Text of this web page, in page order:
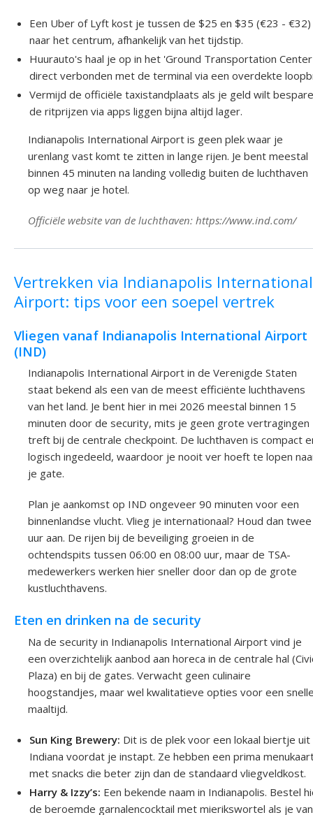
Een Uber of Lyft kost je tussen de $25 en $35 (€23 - €32)
naar het centrum, afhankelijk van het tijdstip.
Huurauto's haal je op in het 'Ground Transportation
direct verbonden met de terminal via een overdekte
Vermijd de officiële taxistandplaats als je geld wilt
de ritprijzen via apps liggen bijna altijd lager.
Indianapolis International Airport is geen plek waar je
urenlang vast komt te zitten in lange rijen. Je bent meestal
binnen 45 minuten na landing volledig buiten de luchthaven
op weg naar je hotel.
Officiële website van de luchthaven: https://www.ind.com/
Vertrekken via Indianapolis International
Airport: tips voor een soepel vertrek
Vliegen vanaf Indianapolis International Airport
(IND)
Indianapolis International Airport in de Verenigde Staten
staat bekend als een van de meest efficiënte luchthavens
van het land. Je bent hier in mei 2026 meestal binnen 15
minuten door de security, mits je geen grote vertragingen
treft bij de centrale checkpoint. De luchthaven is compact
logisch ingedeeld, waardoor je nooit ver hoeft te lopen
je gate.
Plan je aankomst op IND ongeveer 90 minuten voor een
binnenlandse vlucht. Vlieg je internationaal? Houd dan twee
uur aan. De rijen bij de beveiliging groeien in de
ochtendspits tussen 06:00 en 08:00 uur, maar de TSA-
medewerkers werken hier sneller door dan op de grote
kustluchthavens.
Eten en drinken na de security
Na de security in Indianapolis International Airport vind je
een overzichtelijk aanbod aan horeca in de centrale hal
Plaza) en bij de gates. Verwacht geen culinaire
hoogstandjes, maar wel kwalitatieve opties voor een
maaltijd.
Sun King Brewery: Dit is de plek voor een lokaal biertje uit
Indiana voordat je instapt. Ze hebben een prima
met snacks die beter zijn dan de standaard vliegveldkost.
Harry & Izzy’s: Een bekende naam in Indianapolis. Bestel
de beroemde garnalencocktail met mierikswortel als je van